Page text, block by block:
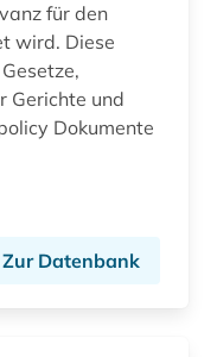
für den
wird. Diese
Gerichte und
Dokumente
Zur Datenbank